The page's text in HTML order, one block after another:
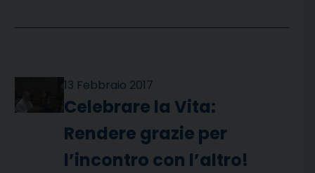
13 Febbraio 2017
Celebrare la Vita:
Rendere grazie per
l’incontro con l’altro!